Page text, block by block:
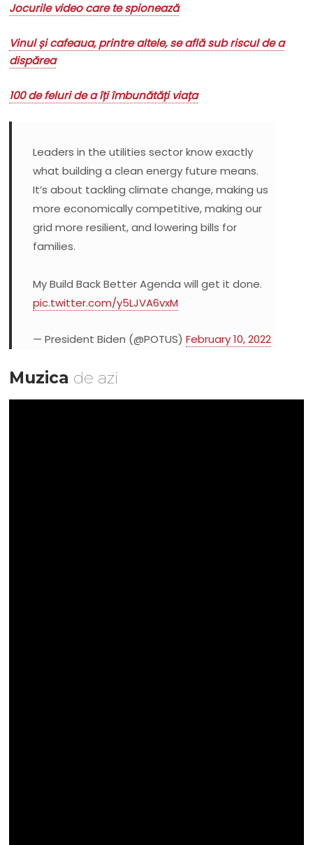
Jocurile video care te spionează
Vinul și cafeaua, printre altele, se află sub riscul de a
dispărea
100 de feluri de a îți îmbunătăți viața
Leaders in the utilities sector know exactly
what building a clean energy future means.
It’s about tackling climate change, making us
more economically competitive, making our
grid more resilient, and lowering bills for
families.
My Build Back Better Agenda will get it done.
pic.twitter.com/y5LJVA6vxM
— President Biden (@POTUS)February 10, 2022
Muzica de azi